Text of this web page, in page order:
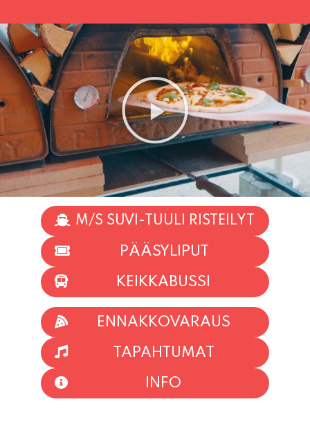
M/S SUVI-TUULI RISTEILYT
PÄÄSYLIPUT
KEIKKABUSSI
ENNAKKOVARAUS
TAPAHTUMAT
INFO